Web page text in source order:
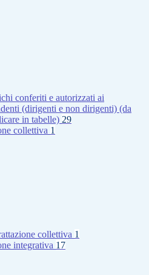
conferiti e autorizzati ai
(dirigenti e non dirigenti) (da
in tabelle) 29
collettiva 1
collettiva 1
integrativa 17